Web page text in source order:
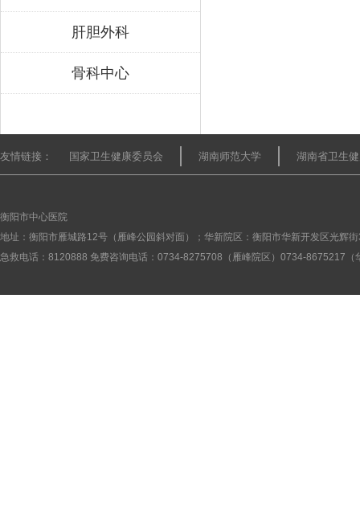
肝胆外科
骨科中心
友情链接： 国家卫生健康委员会 湖南师范大学 湖南省卫生
衡阳市中心医院
地址：衡阳市雁城路12号（雁峰公园斜对面）；华新院区：衡阳市华新开发区光辉
急救电话：8120888 免费咨询电话：0734-8275708（雁峰院区）0734-8675217（